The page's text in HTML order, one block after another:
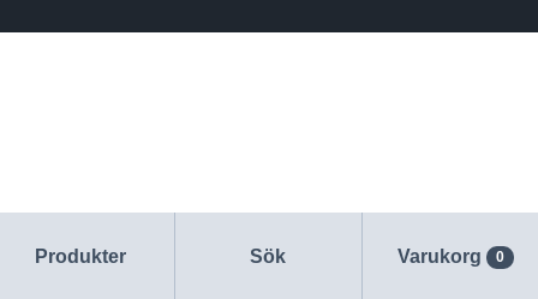
Produkter Sök Varukorg 0